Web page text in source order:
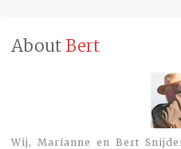
About Bert
Wij, Marianne en Bert